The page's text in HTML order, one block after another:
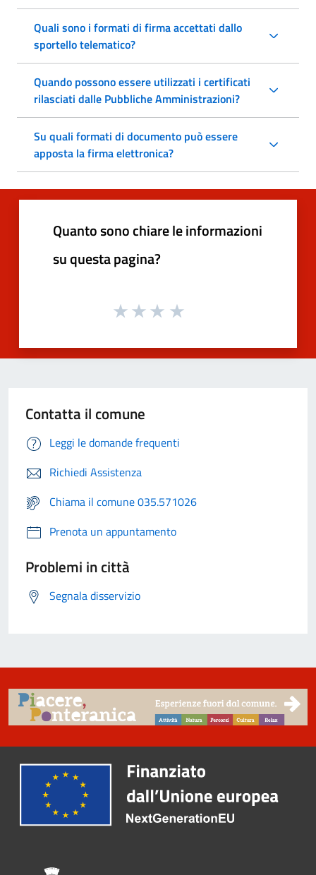
Quali sono i formati di firma accettati dallo
sportello telematico?
Quando possono essere utilizzati i certificati
rilasciati dalle Pubbliche Amministrazioni?
Su quali formati di documento può essere
apposta la firma elettronica?
Quanto sono chiare le informazioni
su questa pagina?
Contatta il comune
Leggi le domande frequenti
Richiedi Assistenza
Chiama il comune 035.571026
Prenota un appuntamento
Problemi in città
Segnala disservizio